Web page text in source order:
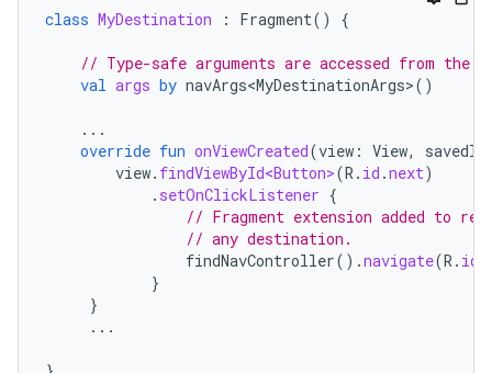
class MyDestination : Fragment() {
// Type-safe arguments are accessed from the
val args by navArgs<MyDestinationArgs>()
...
override fun onViewCreated(view : View,
view. findViewById<Button>(R . id .next)
. setOnClickListener {
// Fragment extension added to
// any destination.
findNavController().navigate(R . id
}
}
...